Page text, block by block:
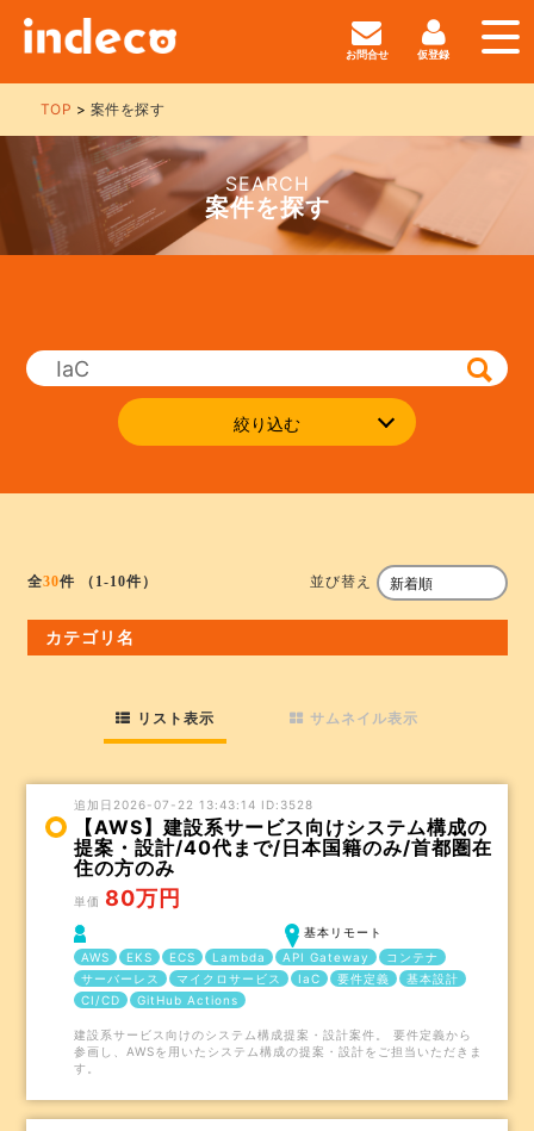
お問合せ 仮登録
TOP 案件を探す
SEARCH
案件を探す
絞り込む
全30件 （1-10件） 並び替え
カテゴリ名
リスト表示 サムネイル表示
追加日2026-07-22 13:43:14 ID:3528
【AWS】建設系サービス向けシステム構成の
提案・設計/40代まで/日本国籍のみ/首都圏在
住の方のみ
単価 80万円
基本リモート
AWS
EKS ECS Lambda API Gateway
コンテナ
サーバーレス
マイクロサービス IaC 要件定義
基本設計
CI/CD
GitHub Actions
建設系サービス向けのシステム構成提案・設計案件。 要件定義から
参画し、AWSを用いたシステム構成の提案・設計をご担当いただきま
す。